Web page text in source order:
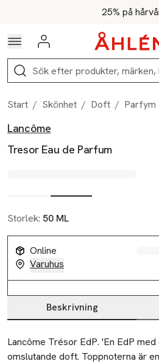
Hoppa till navigationsmenyn25% på
För medlemmar -
Logga in
Sök
Start / Skönhet / Doft / Parfym
Produktbilder
Hoppa över bildspelet
Lancôme
Tresor Eau de Parfum
Storlek: 50 ML
Online
Varuhus
Produktinformation
Beskrivning
Beskrivning
Lancôme Trésor EdP. 'En EdP
omslutande doft. Toppnoterna är